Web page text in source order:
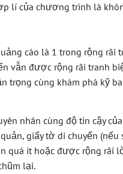
lí của chương trình là
cáo là 1 trong rộng rãi
vẫn được rộng rãi tranh
trọng cùng khám phá kỹ
nhân cùng độ tin cậy
giấy tờ di chuyển (nếu
quá ít hoặc được rộng rãi
lại.